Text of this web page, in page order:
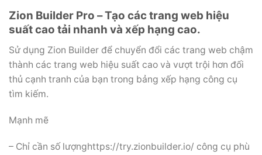
Zion Builder Pro – Tạo các trang web hiệu
suất cao tải nhanh và xếp hạng cao.
Sử dụng Zion Builder để chuyển đổi các trang web chậm
thành các trang web hiệu suất cao và vượt trội hơn đối
thủ cạnh tranh của bạn trong bảng xếp hạng công cụ
tìm kiếm.
Mạnh mẽ
– Chỉ cần số lượnghttps://try.zionbuilder.io/ công cụ phù